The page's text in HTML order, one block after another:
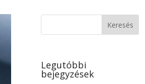
Legutóbbi
bejegyzések